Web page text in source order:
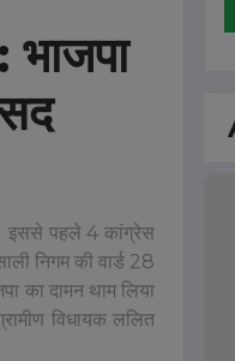
इससे पहले 4 कांग्रेस
निगम की वार्ड 28
का दामन थाम लिया
विधायक ललित